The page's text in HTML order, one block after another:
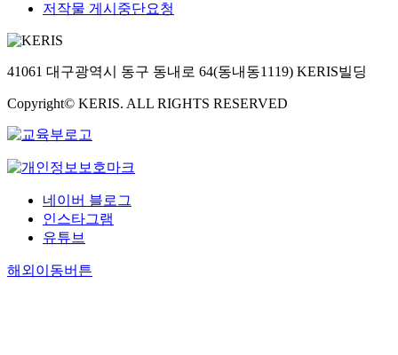
저작물 게시중단요청
41061 대구광역시 동구 동내로 64(동내동1119) KERIS빌딩
Copyright© KERIS. ALL RIGHTS RESERVED
네이버 블로그
인스타그램
유튜브
해외이동버튼